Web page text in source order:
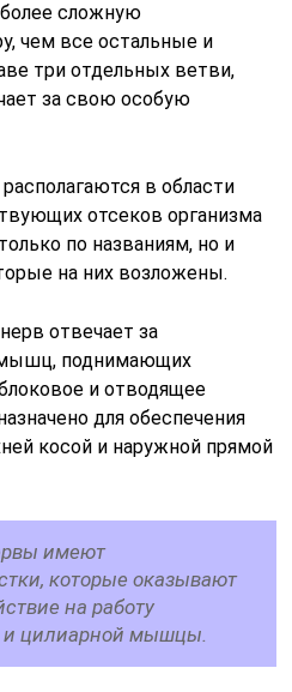
сложную
чем все остальные и
три отдельных ветви,
за свою особую
в области
отсеков организма
по названиям, но и
на них возложены.
отвечает за
поднимающих
и отводящее
для обеспечения
косой и наружной прямой
имеют
которые оказывают
на работу
и цилиарной мышцы.